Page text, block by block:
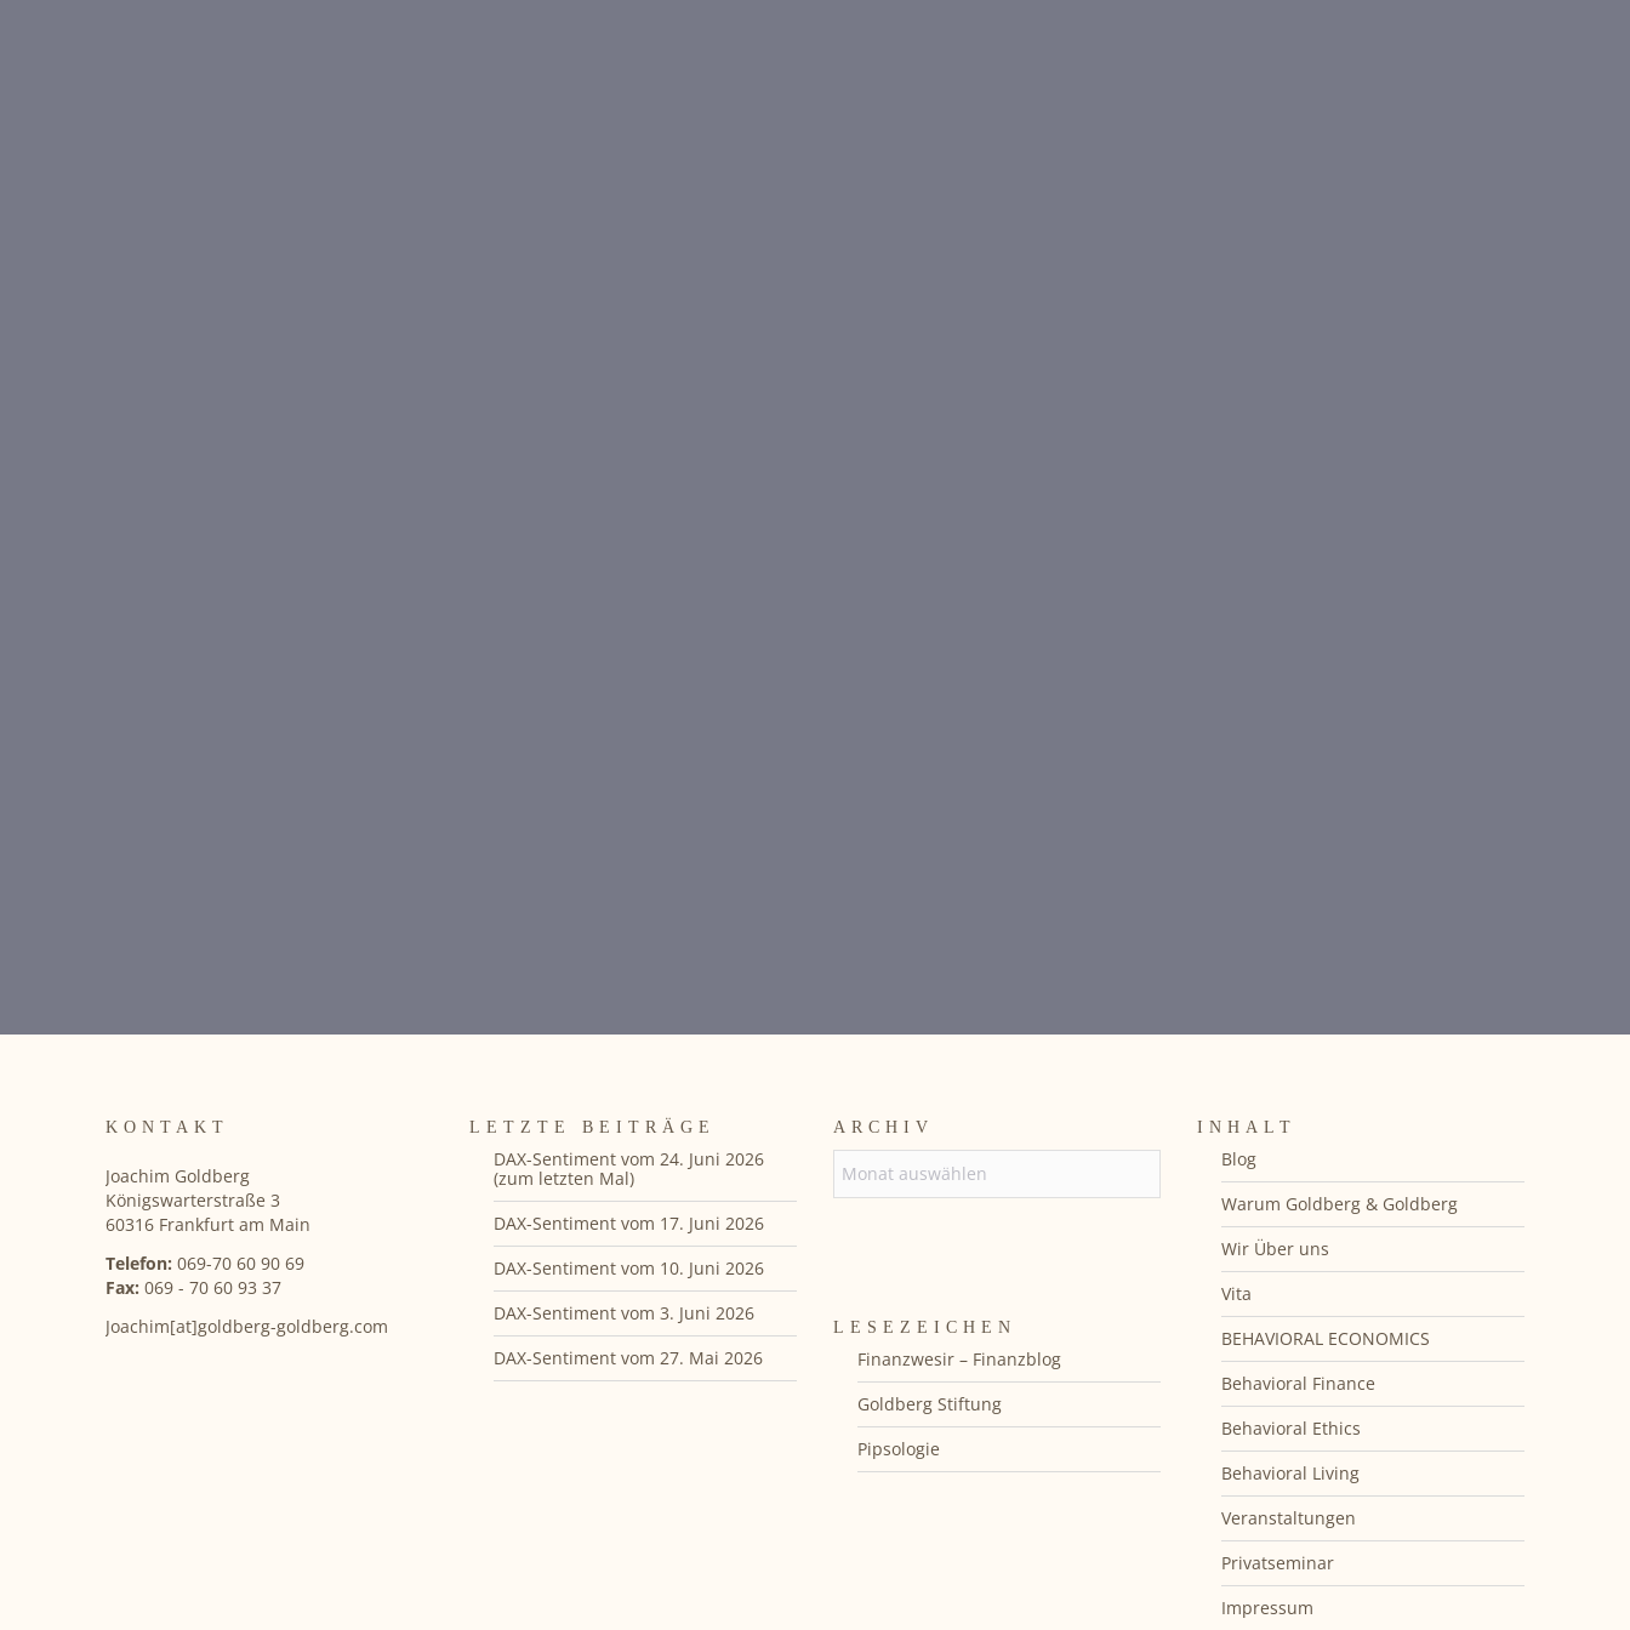
KONTAKT
Joachim Goldberg
Königswarterstraße 3
60316 Frankfurt am Main
Telefon: 069-70 60 90 69
Fax: 069 - 70 60 93 37
Joachim[at]goldberg-goldberg.com
LETZTE BEITRÄGE
DAX-Sentiment vom 24. Juni 2026
(zum letzten Mal)
DAX-Sentiment vom 17. Juni 2026
DAX-Sentiment vom 10. Juni 2026
DAX-Sentiment vom 3. Juni 2026
DAX-Sentiment vom 27. Mai 2026
ARCHIV
LESEZEICHEN
Finanzwesir – Finanzblog
Goldberg Stiftung
Pipsologie
INHALT
Blog
Warum Goldberg & Goldberg
Wir Über uns
Vita
BEHAVIORAL ECONOMICS
Behavioral Finance
Behavioral Ethics
Behavioral Living
Veranstaltungen
Privatseminar
Impressum